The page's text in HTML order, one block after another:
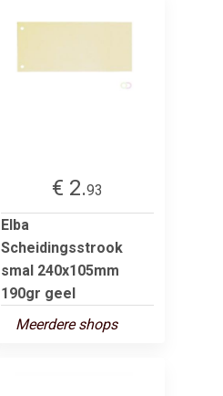
€ 2.93
Elba
Scheidingsstrook
smal 240x105mm
190gr geel
Meerdere shops